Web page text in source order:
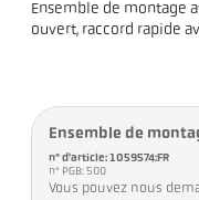
Ensemble de montage
ouvert, raccord rapide
Ensemble de
n° d'article: 1059574:FR
n° PGB: 500
Vous pouvez nous